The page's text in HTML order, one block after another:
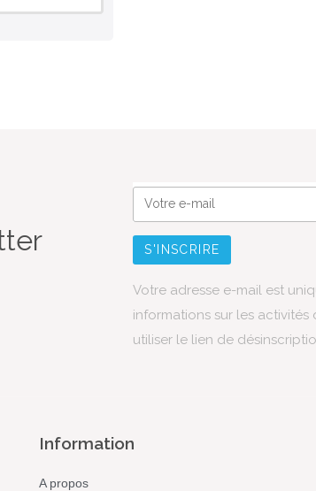
Votre adresse e-mail est
informations sur les activités
utiliser le lien de
Information
A propos